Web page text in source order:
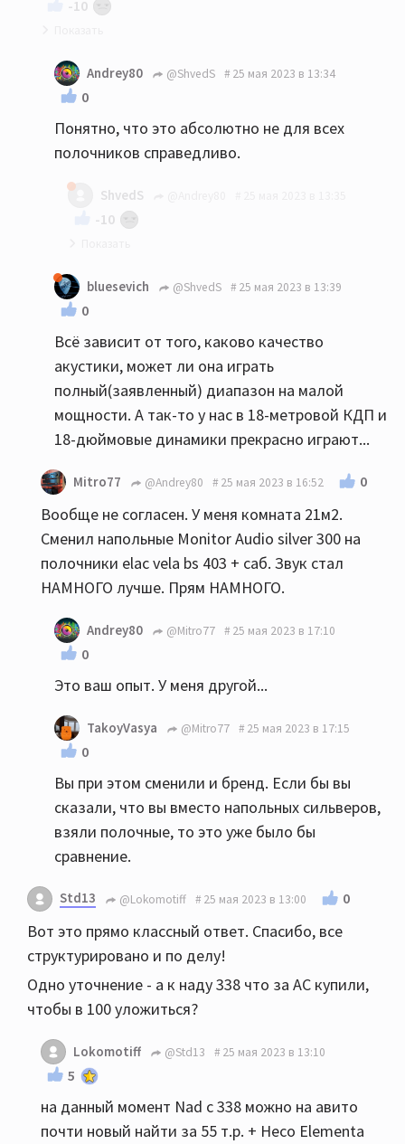
-10
Если честно и субъективно, то спорно... У меня
18квм кдп, 610ые полочник умудрились завести
помещение, пока муж не доделал подготовку
дополнительно, те же 630 или целаны
напольники вообще бы порвали думаю, так что
мое имхо: до 20-22 квм никаких напольников...
Andrey80 @ShvedS 25 мая 2023 в 13:34
0
Понятно, что это абсолютно не для всех
полочников справедливо.
ShvedS
-10
Так и я Вам ни в коем случае не претензию :)
bluesevich @ShvedS 25 мая 2023 в 13:39
0
Всё зависит от того, каково качество
акустики, может ли она играть
полный(заявленный) диапазон на малой
мощности. А так-то у нас в 18-метровой КДП и
18-дюймовые динамики прекрасно играют...
Mitro77 @Andrey80 25 мая 2023 в 16:52 0
Вообще не согласен. У меня комната 21м2.
Сменил напольные Monitor Audio silver 300 на
полочники elac vela bs 403 + саб. Звук стал
НАМНОГО лучше. Прям НАМНОГО.
Andrey80 @Mitro77 25 мая 2023 в 17:10
0
Это ваш опыт. У меня другой...
TakoyVasya @Mitro77 25 мая 2023 в 17:15
0
Вы при этом сменили и бренд. Если бы вы
сказали, что вы вместо напольных сильверов,
взяли полочные, то это уже было бы
сравнение.
Std13 @Lokomotiff 25 мая 2023 в 13:00 0
Вот это прямо классный ответ. Спасибо, все
структурировано и по делу!
Одно уточнение - а к наду 338 что за АС купили,
чтобы в 100 уложиться?
Lokomotiff @Std13 25 мая 2023 в 13:10
5
на данный момент Nad c 338 можно на авито
почти новый найти за 55 т.р. + Heco Elementa